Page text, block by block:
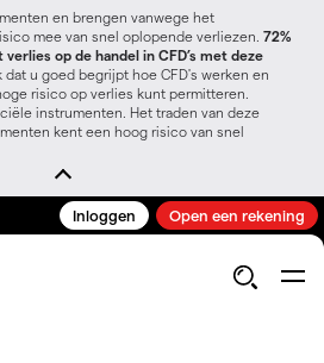
en brengen vanwege het
mee van snel oplopende verliezen. 72%
op de handel in CFD’s met deze
dat u goed begrijpt hoe CFD's werken en
risico op verlies kunt permitteren.
instrumenten. Het traden van deze
kent een hoog risico van snel
Inloggen Open een rekening